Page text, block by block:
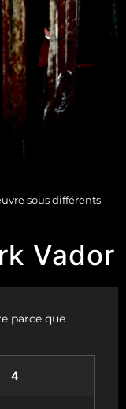
sous différents
Vador
parce que
4